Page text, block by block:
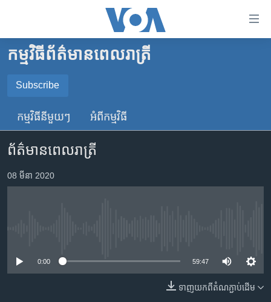
គេហទំព័រ​
ទាក់ទង
រំលង​
ទំព័រ​
ព័ត៌មាន​​
តែ​
ម្តង
រចនា
កម្ពុជា
អន្តរជាតិ
ចិន
ហេឡូវីអូអេ
កម្ពុជាច្នៃប្រតិដ្ឋ
កម្មវិធីទាំងអស់
កម្មវិធី​ព័ត៌មាន​ពេលរាត្រី
Subscribe
SUBSCRIBE
YouTube Music
កម្មវិធី​នីមួយៗ អំពី​កម្មវិធី​
ព័ត៌មានពេលរាត្រី
08 មីនា 2020
0:00 59:47
ទាញ​យក​ពី​តំណភ្ជាប់​ដើម